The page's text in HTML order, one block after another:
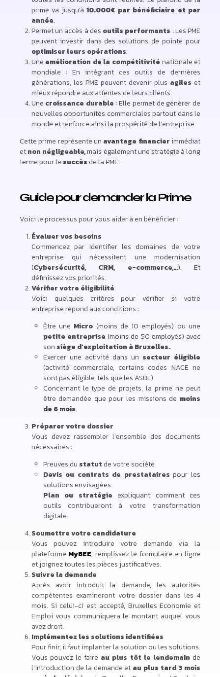
prime va jusqu’à 10.000€ par bénéficiaire et par
année.
Permet un accès à des outils performants : Les PME
peuvent investir dans des solutions de pointe pour
optimiser leurs opérations.
Une amélioration de la compétitivité nationale et
mondiale : En intégrant ces outils de dernières
générations, les PME peuvent devenir plus agiles et
mieux répondre aux attentes de leurs clients.
Une croissance durable : Elle permet de générer de
nouvelles opportunités commerciales partout dans le
monde et renforce ainsi la prospérité de l’entreprise.
Cette prime représente un avantage financier immédiat
etnon négligeable,mais également une stratégie à long
terme pour le succès de la PME.
Guide pour demander la Prime
Voici le processus pour vous aider à en bénéficier :
Évaluer vos besoins
Commencez par Identifier les domaines de votre
entreprise qui nécessitent une modernisation
(Cybersécurité, CRM, e-commerce,…). Et
définissez vos priorités.
Vérifier votre éligibilité.
Voici quelques critères pour vérifier si votre
entreprise répond aux conditions :
Être une Micro (moins de 10 employés) ou une
petite entreprise (moins de 50 employés) avec
son siège d’exploitation à Bruxelles.
Exercer une activité dans un secteur éligible
(activité commerciale, certains codes NACE ne
sont pas éligible, tels que les ASBL)
Concernant le type de projets, la prime ne peut
être demandée que pour les missions de moins
de 6 mois.
Préparer votre dossier
Vous devez rassembler l’ensemble des documents
nécessaires :
Preuves du statut de votre société
Devis ou contrats de prestataires pour les
solutions envisagées
Plan ou stratégie expliquant comment ces
outils contribueront à votre transformation
digitale.
Soumettre votre candidature
Vous pouvez introduire votre demande via la
plateforme MyBEE, remplissez le formulaire en ligne
et joignez toutes les pièces justificatives.
Suivre la demande
Après avoir introduit la demande, les autorités
compétentes examineront votre dossier dans les 4
mois. Si celui-ci est accepté, Bruxelles Economie et
Emploi vous communiquera le montant auquel vous
avez droit.
Implémentez les solutions identifiées
Pour finir, il faut implanter la solution ou les solutions.
Vous pouvez le faire au plus tôt le lendemain de
l’introduction de la demande et au plus tard 3 mois